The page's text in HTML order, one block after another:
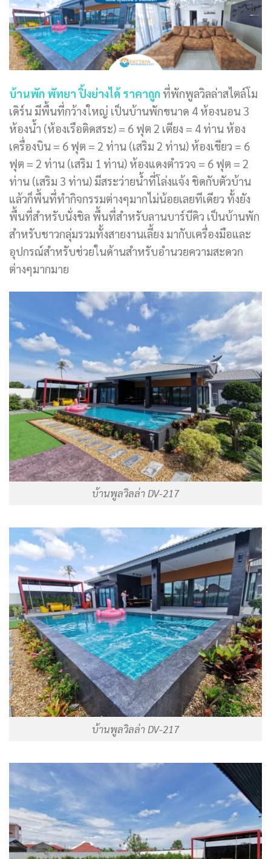
บ้านพัก พัทยา ปิ้งย่างได้ ราคาถูก ที่พักพูลวิลล่าสไตล์โม
เดิร์น มีพื้นที่กว้างใหญ่ เป็นบ้านพักขนาด 4 ห้องนอน 3
ห้องน้ำ (ห้องเรือติดสระ) = 6 ฟุต 2 เตียง = 4 ท่าน ห้อง
เครื่องบิน = 6 ฟุต = 2 ท่าน (เสริม 2 ท่าน) ห้องเขียว = 6
ฟุต = 2 ท่าน (เสริม 1 ท่าน) ห้องแดงตำรวจ = 6 ฟุต = 2
ท่าน (เสริม 3 ท่าน) มีสระว่ายน้ำที่โล่งแจ้ง ชิดกับตัวบ้าน
แล้วก็พื้นที่ทำกิจกรรมต่างๆมากไม่น้อยเลยทีเดียว ทั้งยัง
พื้นที่สำหรับนั่งชิล พื้นที่สำหรับลานบาร์บีคิว เป็นบ้านพัก
สำหรับชาวกลุ่มรวมทั้งสายงานเลี้ยง มากับเครื่องมือและ
อุปกรณ์สำหรับช่วยในด้านสำหรับอำนวยความสะดวก
ต่างๆมากมาย
บ้านพูลวิลล่า DV-217
บ้านพูลวิลล่า DV-217